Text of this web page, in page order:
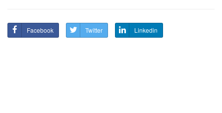
Facebook Twitter Linkedin